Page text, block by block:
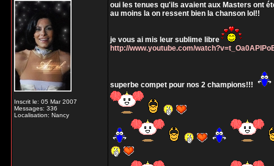
Inscrit le: 05 Mar 2007
Messages: 336
Localisation: Nancy
oui les tenues qu'ils avaient aux Masters ont
au moins la on ressent bien la chanson lol!!
je vous ai mis leur sublime libre
http://www.youtube.com/
superbe compet pour nos 2 champions!!!